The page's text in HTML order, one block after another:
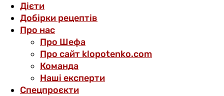
Дієти
Добірки рецептів
Про нас
Про Шефа
Про сайт klopotenko.com
Команда
Наші експерти
Спецпроєкти